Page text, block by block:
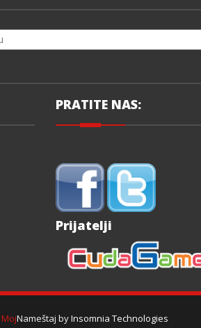
PRATITE NAS:
Prijatelji
MojNameštaj byInsomnia Technologies